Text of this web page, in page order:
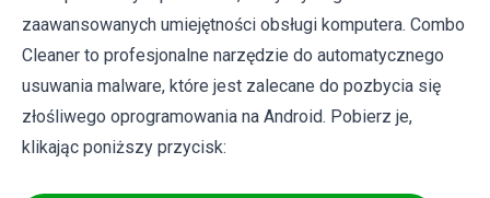
zaawansowanych umiejętności obsługi komputera. Combo
Cleaner to profesjonalne narzędzie do automatycznego
usuwania malware, które jest zalecane do pozbycia się
złośliwego oprogramowania na Android. Pobierz je,
klikając poniższy przycisk: